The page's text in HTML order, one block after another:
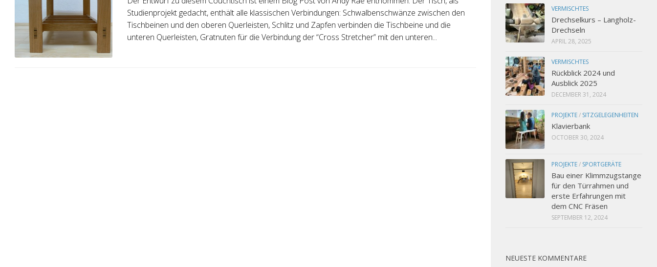
Studienprojekt gedacht, enthält alle klassischen Verbindungen: Schwalbenschwänze zwischen den
Tischbeinen und den oberen Querleisten, Schlitz und Zapfen verbinden die Tischbeine und die
unteren Querleisten, Gratnuten für die Verbindung der “Cross Stretcher” mit den unteren...
VERMISCHTES
Drechselkurs – Langholz-
Drechseln
APRIL 28, 2025
VERMISCHTES
Rückblick 2024 und
Ausblick 2025
DECEMBER 31, 2024
PROJEKTE/ SITZGELEGENHEITEN
Klavierbank
OCTOBER 30, 2024
PROJEKTE/ SPORTGERÄTE
Bau einer Klimmzugstange
für den Türrahmen und
erste Erfahrungen mit
dem CNC Fräsen
SEPTEMBER 12, 2024
NEUESTE KOMMENTARE